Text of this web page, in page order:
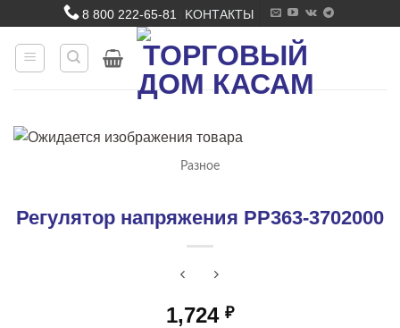
content
8 800 222-65-81 KОНТАКТЫ
Разное
Регулятор напряжения РР363-3702000
1,724 ₽